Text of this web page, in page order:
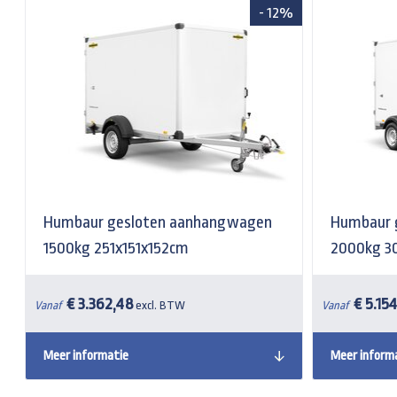
- 12%
Humbaur gesloten aanhangwagen
1500kg 251x151x152cm
Vanaf € 3.362,48 excl. BTW
Meer informatie
2000kg
Vanaf €
Meer